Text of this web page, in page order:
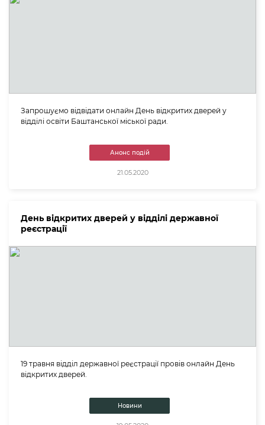
Запрошуємо відвідати онлайн День відкритих дверей у
відділі освіти Баштанської міської ради.
Анонс подій
21.05.2020
День відкритих дверей у відділі державної
реєстрації
19 травня відділ державної реєстрації провів онлайн День
відкритих дверей.
Новини